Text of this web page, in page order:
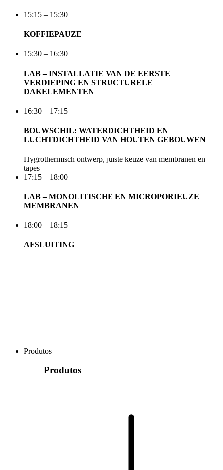
15:15 – 15:30
KOFFIEPAUZE
15:30 – 16:30
LAB – INSTALLATIE VAN DE EERSTE
VERDIEPING EN STRUCTURELE
DAKELEMENTEN
16:30 – 17:15
BOUWSCHIL: WATERDICHTHEID EN
LUCHTDICHTHEID VAN HOUTEN GEBOUWEN
Hygrothermisch ontwerp, juiste keuze van membranen en
tapes
17:15 – 18:00
LAB – MONOLITISCHE EN MICROPORIEUZE
MEMBRANEN
18:00 – 18:15
AFSLUITING
Produtos
Produtos